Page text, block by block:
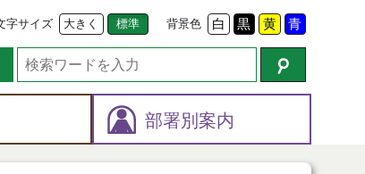
字サイズ 大きく 標準 背景色 白 黒 黄 青
部署別案内